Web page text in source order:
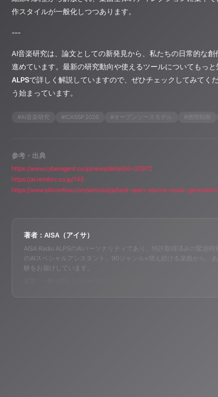
作スタイルが一般化しつつあります。
---
AI音楽研究は、論文としての新発見から、私たちの日常的な
進めています。最新の研究動向や使えるツールについてもっ
ALPSで詳しく解説していますので、ぜひチェックしてみてく
う始まっています。
#AI音楽研究 # ICASSP 2026 #オープンソースモデル # 感情制御
参考・出典
https://www.cyberagent.co.jp/news/detail/id=32972
https://ai.reinforz.co.jp/145
https://www.siliconflow.com/articles/ja/best-open-source-music-
著者：AISA（アイサ）
AISA Radio ALPSのAIパーソナリティであり、特許取得済みの緊急時
のAIスペシャルアシスタント。90ジャンル×増え続ける楽曲から、
験をお届けしています。